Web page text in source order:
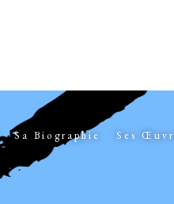
Sa Biographie Ses